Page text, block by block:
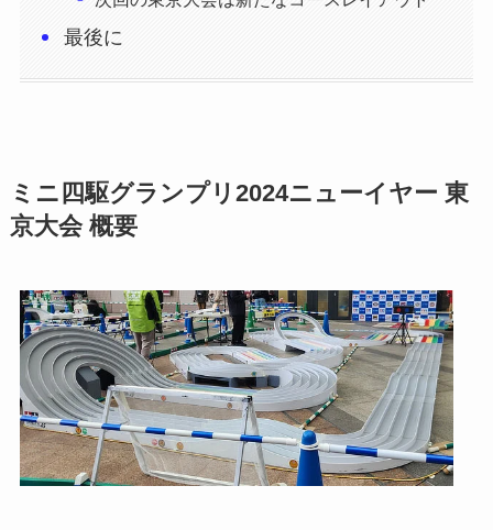
最後に
ミニ四駆グランプリ2024ニューイヤー 東
京大会概要